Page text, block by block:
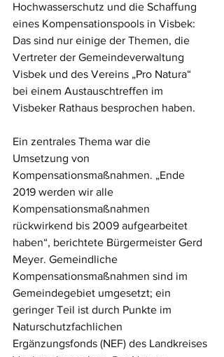
Hochwasserschutz und die Schaffung
eines Kompensationspools in Visbek:
Das sind nur einige der Themen, die
Vertreter der Gemeindeverwaltung
Visbek und des Vereins „Pro Natura“
bei einem Austauschtreffen im
Visbeker Rathaus besprochen haben.
Ein zentrales Thema war die
Umsetzung von
Kompensationsmaßnahmen. „Ende
2019 werden wir alle
Kompensationsmaßnahmen
rückwirkend bis 2009 aufgearbeitet
haben“, berichtete Bürgermeister Gerd
Meyer. Gemeindliche
Kompensationsmaßnahmen sind im
Gemeindegebiet umgesetzt; ein
geringer Teil ist durch Punkte im
Naturschutzfachlichen
Ergänzungsfonds (NEF) des Landkreises